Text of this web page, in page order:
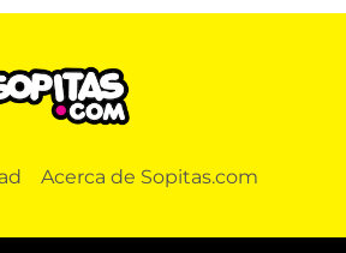
Acerca de Sopitas.com